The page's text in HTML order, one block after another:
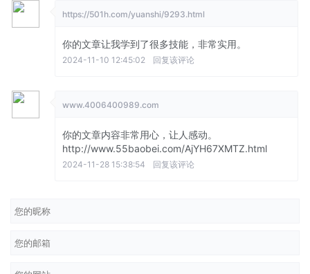
https://501h.com/yuanshi/9293.html
你的文章让我学到了很多技能，非常实用。
2024-11-10 12:45:02 回复该评论
www.4006400989.com
你的文章内容非常用心，让人感动。
http://www.55baobei.com/AjYH67XMTZ.html
2024-11-28 15:38:54 回复该评论